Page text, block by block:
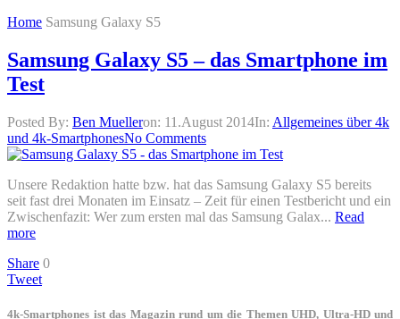
Home Samsung Galaxy S5
Samsung Galaxy S5 – das Smartphone im
Test
Posted By: Ben Muelleron: 11.August 2014In: Allgemeines über 4k
und 4k-SmartphonesNo Comments
Unsere Redaktion hatte bzw. hat das Samsung Galaxy S5 bereits
seit fast drei Monaten im Einsatz – Zeit für einen Testbericht und ein
Zwischenfazit: Wer zum ersten mal das Samsung Galax... Read
more
Share 0
Tweet
4k-Smartphones ist das Magazin rund um die Themen UHD, Ultra-HD und